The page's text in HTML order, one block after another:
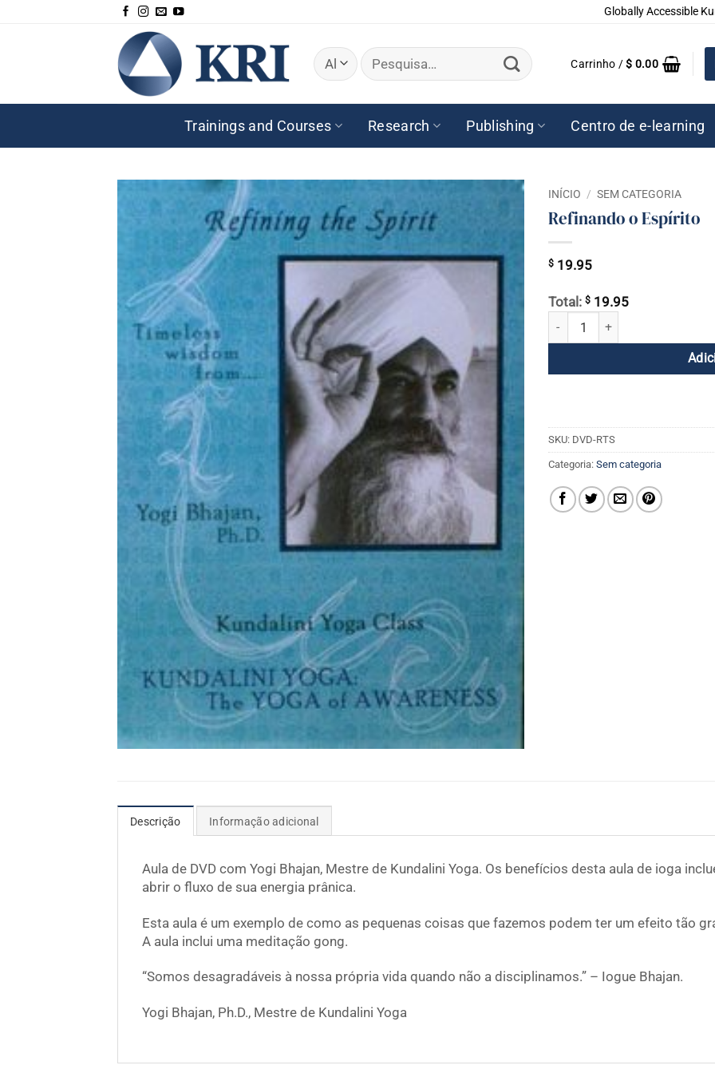
Globally Accessible
Pesquisar
por:
Carrinho /$ 0.00
Trainings and Courses Research Publishing Centro de e-learning
INÍCIO / SEM CATEGORIA
Refinando o Espírito
$ 19.95
Total: $ 19.95
Refinando o Espírito quantidade
SKU: DVD-RTS
Categoria: Sem categoria
Descrição Informação adicional
Aula de DVD com Yogi Bhajan, Mestre de Kundalini Yoga. Os benefícios desta aula de ioga
abrir o fluxo de sua energia prânica.
Esta aula é um exemplo de como as pequenas coisas que fazemos podem ter um efeito tão
A aula inclui uma meditação gong.
“Somos desagradáveis à nossa própria vida quando não a disciplinamos.” – Iogue Bhajan.
Yogi Bhajan, Ph.D., Mestre de Kundalini Yoga